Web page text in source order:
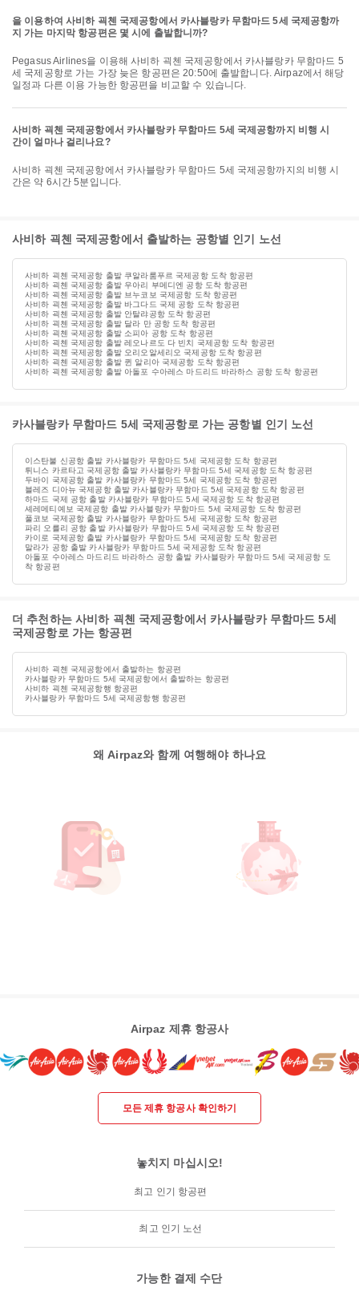
을 이용하여 사비하 괵첸 국제공항에서 카사블랑카 무함마드 5세 국제공항까
지 가는 마지막 항공편은 몇 시에 출발합니까?
Pegasus Airlines을 이용해 사비하 괵첸 국제공항에서 카사블랑카 무함마드 5
세 국제공항로 가는 가장 늦은 항공편은 20:50에 출발합니다. Airpaz에서 해당
일정과 다른 이용 가능한 항공편을 비교할 수 있습니다.
사비하 괵첸 국제공항에서 카사블랑카 무함마드 5세 국제공항까지 비행 시
간이 얼마나 걸리나요?
사비하 괵첸 국제공항에서 카사블랑카 무함마드 5세 국제공항까지의 비행 시
간은 약 6시간 5분입니다.
사비하 괵첸 국제공항에서 출발하는 공항별 인기 노선
사비하 괵첸 국제공항 출발 쿠알라룸푸르 국제공항 도착 항공편
사비하 괵첸 국제공항 출발 우아리 부메디엔 공항 도착 항공편
사비하 괵첸 국제공항 출발 브누코보 국제공항 도착 항공편
사비하 괵첸 국제공항 출발 바그다드 국제 공항 도착 항공편
사비하 괵첸 국제공항 출발 안탈랴공항 도착 항공편
사비하 괵첸 국제공항 출발 달라 만 공항 도착 항공편
사비하 괵첸 국제공항 출발 소피아 공항 도착 항공편
사비하 괵첸 국제공항 출발 레오나르도 다 빈치 국제공항 도착 항공편
사비하 괵첸 국제공항 출발 오리오알세리오 국제공항 도착 항공편
사비하 괵첸 국제공항 출발 퀸 알리아 국제공항 도착 항공편
사비하 괵첸 국제공항 출발 아돌포 수아레스 마드리드 바라하스 공항 도착 항공편
카사블랑카 무함마드 5세 국제공항로 가는 공항별 인기 노선
이스탄불 신공항 출발 카사블랑카 무함마드 5세 국제공항 도착 항공편
튀니스 카르타고 국제공항 출발 카사블랑카 무함마드 5세 국제공항 도착 항공편
두바이 국제공항 출발 카사블랑카 무함마드 5세 국제공항 도착 항공편
블레즈 디아뉴 국제공항 출발 카사블랑카 무함마드 5세 국제공항 도착 항공편
하마드 국제 공항 출발 카사블랑카 무함마드 5세 국제공항 도착 항공편
셰레메티예보 국제공항 출발 카사블랑카 무함마드 5세 국제공항 도착 항공편
풀코보 국제공항 출발 카사블랑카 무함마드 5세 국제공항 도착 항공편
파리 오를리 공항 출발 카사블랑카 무함마드 5세 국제공항 도착 항공편
카이로 국제공항 출발 카사블랑카 무함마드 5세 국제공항 도착 항공편
말라가 공항 출발 카사블랑카 무함마드 5세 국제공항 도착 항공편
아돌포 수아레스 마드리드 바라하스 공항 출발 카사블랑카 무함마드 5세 국제공항 도
착 항공편
더 추천하는 사비하 괵첸 국제공항에서 카사블랑카 무함마드 5세
국제공항로 가는 항공편
사비하 괵첸 국제공항에서 출발하는 항공편
카사블랑카 무함마드 5세 국제공항에서 출발하는 항공편
사비하 괵첸 국제공항행 항공편
카사블랑카 무함마드 5세 국제공항행 항공편
왜 Airpaz와 함께 여행해야 하나요
Airpaz 제휴 항공사
모든 제휴 항공사 확인하기
놓치지 마십시오!
최고 인기 항공편
최고 인기 노선
가능한 결제 수단